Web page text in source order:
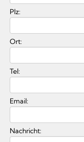
Plz:
Ort:
Tel:
Email:
Nachricht: